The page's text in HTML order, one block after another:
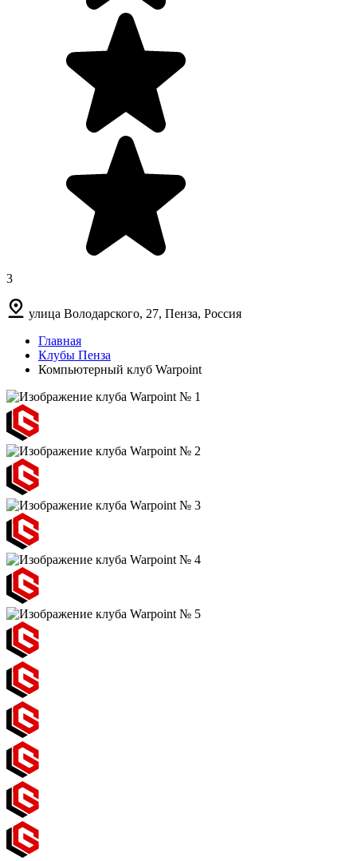
3
улица Володарского, 27, Пенза, Россия
Главная
Клубы Пенза
Компьютерный клуб Warpoint